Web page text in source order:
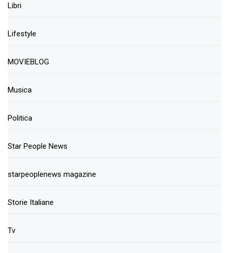
Libri
Lifestyle
MOVIEBLOG
Musica
Politica
Star People News
starpeoplenews magazine
Storie Italiane
Tv